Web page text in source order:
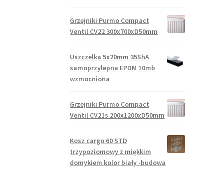
Grzejniki Purmo Compact
Ventil CV22 300x700xD50mm
Uszczelka 5x20mm 35ShA
samoprzylepna EPDM 10mb
wzmocniona
Grzejniki Purmo Compact
Ventil CV21s 200x1200xD50mm
Kosz cargo 60 STD
trzypoziomowy z miękkim
domykiem kolor biały -budowa